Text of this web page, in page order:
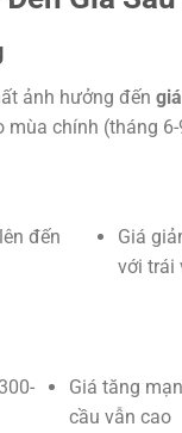
ảnh hưởng đến
chính (tháng
đến
Giá
với trái
Giá tăng
cầu vẫn cao